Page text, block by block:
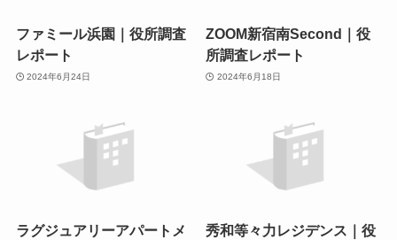
ファミール浜園｜役所調査
レポート
2024年6月24日
ZOOM新宿南Second｜役
所調査レポート
2024年6月18日
ラグジュアリーアパートメ
秀和等々力レジデンス｜役